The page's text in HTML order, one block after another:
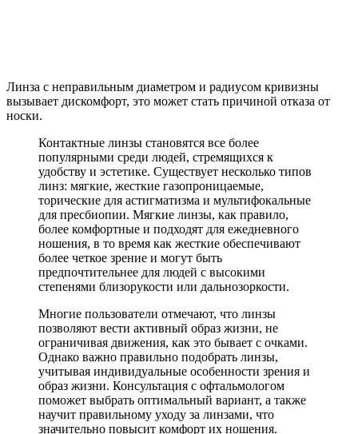
Линза с неправильным диаметром и радиусом кривизны
вызывает дискомфорт, это может стать причиной отказа от
носки.
Контактные линзы становятся все более
популярными среди людей, стремящихся к
удобству и эстетике. Существует несколько типов
линз: мягкие, жесткие газопроницаемые,
торические для астигматизма и мультифокальные
для пресбиопии. Мягкие линзы, как правило,
более комфортные и подходят для ежедневного
ношения, в то время как жесткие обеспечивают
более четкое зрение и могут быть
предпочтительнее для людей с высокими
степенями близорукости или дальнозоркости.
Многие пользователи отмечают, что линзы
позволяют вести активный образ жизни, не
ограничивая движения, как это бывает с очками.
Однако важно правильно подобрать линзы,
учитывая индивидуальные особенности зрения и
образ жизни. Консультация с офтальмологом
поможет выбрать оптимальный вариант, а также
научит правильному уходу за линзами, что
значительно повысит комфорт их ношения.